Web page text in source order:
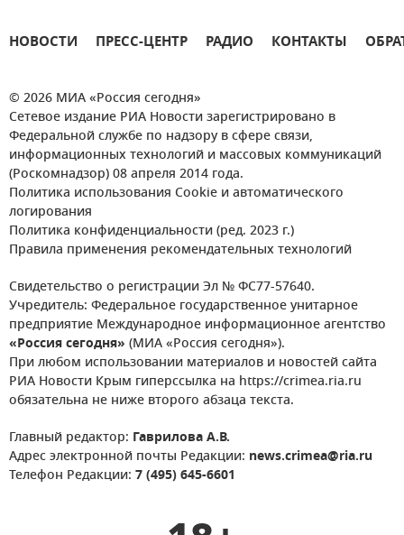
НОВОСТИ ПРЕСС-ЦЕНТР РАДИО КОНТАКТЫ
© 2026 МИА «Россия сегодня»
Сетевое издание РИА Новости зарегистрировано в
Федеральной службе по надзору в сфере связи,
информационных технологий и массовых коммуникаций
(Роскомнадзор) 08 апреля 2014 года.
Политика использования Cookie и автоматического
логирования
Политика конфиденциальности (ред. 2023 г.)
Правила применения рекомендательных технологий
Свидетельство о регистрации Эл № ФС77-57640.
Учредитель: Федеральное государственное унитарное
предприятие Международное информационное агентство
«Россия сегодня» (МИА «Россия сегодня»).
При любом использовании материалов и новостей сайта
РИА Новости Крым гиперссылка на https://crimea.ria.ru
обязательна не ниже второго абзаца текста.
Главный редактор: Гаврилова А.В.
Адрес электронной почты Редакции: news.crimea@ria.ru
Телефон Редакции: 7 (495) 645-6601